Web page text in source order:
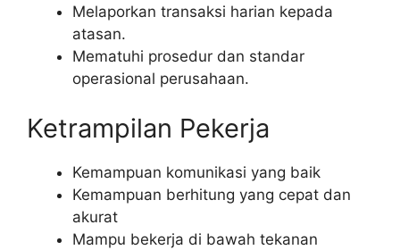
Melaporkan transaksi harian kepada
atasan.
Mematuhi prosedur dan standar
operasional perusahaan.
Ketrampilan Pekerja
Kemampuan komunikasi yang baik
Kemampuan berhitung yang cepat dan
akurat
Mampu bekerja di bawah tekanan